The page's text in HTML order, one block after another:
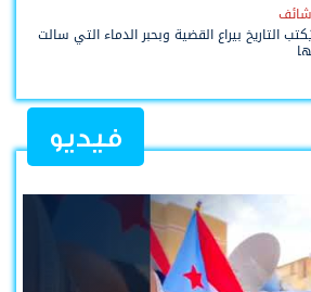
التاريخ بيراع القضية وبحبر الدماء التي سالت
فيديو